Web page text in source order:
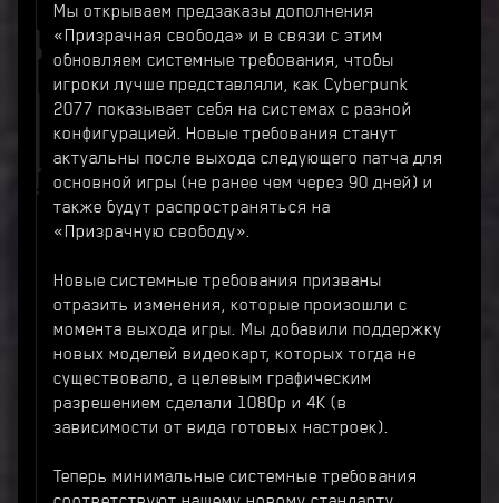
Мы открываем предзаказы дополнения
«Призрачная свобода» и в связи с этим
обновляем системные требования, чтобы
игроки лучше представляли, как Cyberpunk
2077 показывает себя на системах с разной
конфигурацией. Новые требования станут
актуальны после выхода следующего патча для
основной игры (не ранее чем через 90 дней) и
также будут распространяться на
«Призрачную свободу».
Новые системные требования призваны
отразить изменения, которые произошли с
момента выхода игры. Мы добавили поддержку
новых моделей видеокарт, которых тогда не
существовало, а целевым графическим
разрешением сделали 1080p и 4K (в
зависимости от вида готовых настроек).
Теперь минимальные системные требования